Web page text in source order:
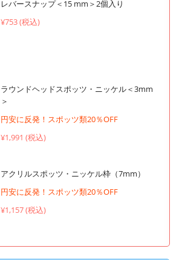
レバースナップ＜15 mm＞2個入り
¥753 (税込)
ラウンドヘッドスポッツ・ニッケル＜3mm
＞
円安に反発！スポッツ類20％OFF
¥1,991 (税込)
アクリルスポッツ・ニッケル枠（7mm）
円安に反発！スポッツ類20％OFF
¥1,157 (税込)